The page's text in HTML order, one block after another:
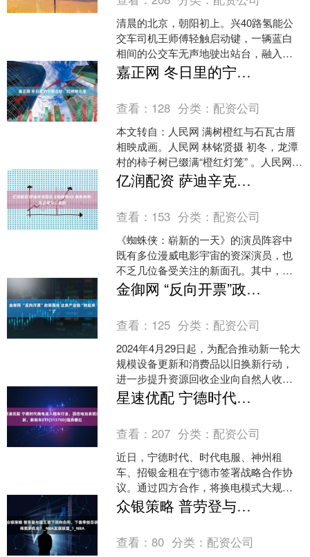
清晨的北京，朝阳初上。兴40路氢能公
交车司机王师傅轻触启动键，一辆蓝白
相间的公交车无声地驶出站台，融入这
座城市的车水马龙。 这辆无声的公交车
是王师傅的搭子，也是....
嘉正网 冬日里的宁德古村：红柿映古厝
查看： 128 分类： 配资公司
本文转自：人民网 满树橙红与石瓦古厝
相映成画。人民网 林铭贤摄 初冬，龙潭
村的柿子树已缀满“橙红灯笼” 。人民网
林铭贤摄 人民网宁德11月29日电 （林铭
贤）....
亿润配资 萨迪辛克回应《蜘蛛侠4》角色传闻：发色是可以变的
查看： 153 分类： 配资公司
《蜘蛛侠：崭新的一天》的演员阵容中
既有多位漫威电影宇宙的资深演员，也
不乏几位备受关注的新面孔。其中，最
大的惊喜或许是《怪奇物语》女星萨
迪・辛克的加盟。她将在这部....
金御网 “反向开票”政策落地 这条产业链“转起来”了
查看： 125 分类： 配资公司
2024年4月29日起，为配合推动新一轮大
规模设备更新和消费品以旧换新行动，
进一步提升资源回收企业向自然人收购
报废产品时取得发票的便利性，税务部
门明确在资源回收....
星速优配 宁德时代换电进入租车行业，固态电池表现活跃，新能车ETF(515700)强势翻红
查看：207 分类： 配资公司
近日，宁德时代、时代电服、神州租
车、招银金租在宁德市签署战略合作协
议。通过四方合作，将换电模式大规模
引入租车行业，通过能源补给、资产运
营、金融支持、用车服务的深....
众银策略 普劳登与国王签下双向合同，下赛季能否获得更多机会？_NBA发展联盟_1_NBA
查看：80 分类： 配资公司